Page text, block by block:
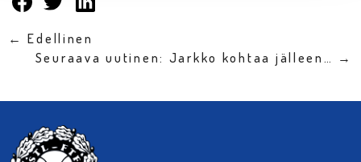
← Edellinen
Seuraava uutinen: Jarkko kohtaa jälleen… →